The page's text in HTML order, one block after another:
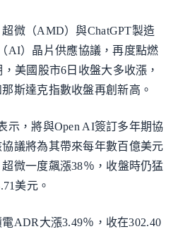
微（AMD）與ChatGPT製造
AI）晶片供應協議，再度點燃
美國股市6日收盤大多收漲，
斯達克指數收盤再創新高。
示，將與Open AI簽訂多年期協
議將為其帶來每年數百億美元
微一度飆漲38％，收盤時仍猛
美元。
ADR大漲3.49％，收在302.40